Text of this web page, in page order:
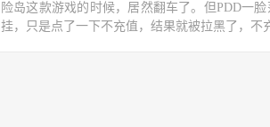
险岛这款游戏的时候，居然翻车了。但PDD一
挂，只是点了一下不充值，结果就被拉黑了，不